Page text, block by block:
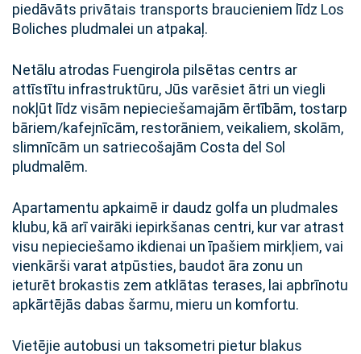
piedāvāts privātais transports braucieniem līdz Los
Boliches pludmalei un atpakaļ.
Netālu atrodas Fuengirola pilsētas centrs ar
attīstītu infrastruktūru, Jūs varēsiet ātri un viegli
nokļūt līdz visām nepieciešamajām ērtībām, tostarp
bāriem/kafejnīcām, restorāniem, veikaliem, skolām,
slimnīcām un satriecošajām Costa del Sol
pludmalēm.
Apartamentu apkaimē ir daudz golfa un pludmales
klubu, kā arī vairāki iepirkšanas centri, kur var atrast
visu nepieciešamo ikdienai un īpašiem mirkļiem, vai
vienkārši varat atpūsties, baudot āra zonu un
ieturēt brokastis zem atklātas terases, lai apbrīnotu
apkārtējās dabas šarmu, mieru un komfortu.
Vietējie autobusi un taksometri pietur blakus